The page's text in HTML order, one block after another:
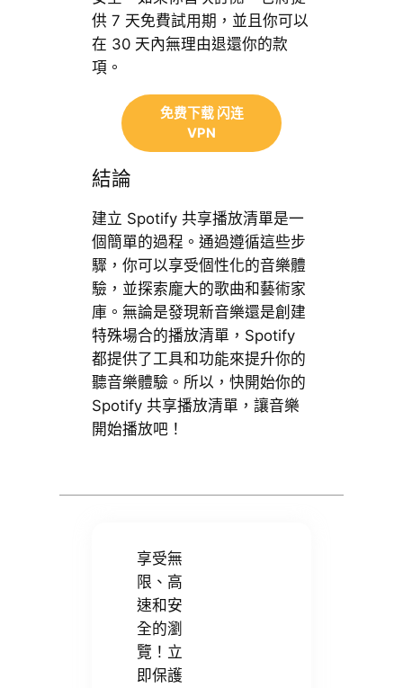
供 7 天免費試用期，並且你可以
在 30 天內無理由退還你的款
項。
免费下载 闪连
VPN
結論
建立 Spotify 共享播放清單是一
個簡單的過程。通過遵循這些步
驟，你可以享受個性化的音樂體
驗，並探索龐大的歌曲和藝術家
庫。無論是發現新音樂還是創建
特殊場合的播放清單，Spotify
都提供了工具和功能來提升你的
聽音樂體驗。所以，快開始你的
Spotify 共享播放清單，讓音樂
開始播放吧！
享受無
限、高
速和安
全的瀏
覽！立
即保護